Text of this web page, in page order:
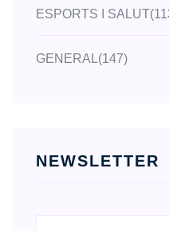
ESPORTS I SALUT
GENERAL(147)
NEWSLETTER